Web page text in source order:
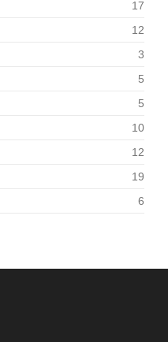
17
12
3
5
5
10
12
19
6